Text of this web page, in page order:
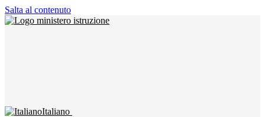
Salta al contenuto
Italiano